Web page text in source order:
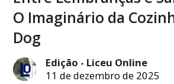
O Imaginário da
Dog
Edição - Liceu Online
11 de dezembro de 2025